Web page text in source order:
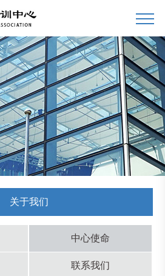
关于我们
中心使命
联系我们